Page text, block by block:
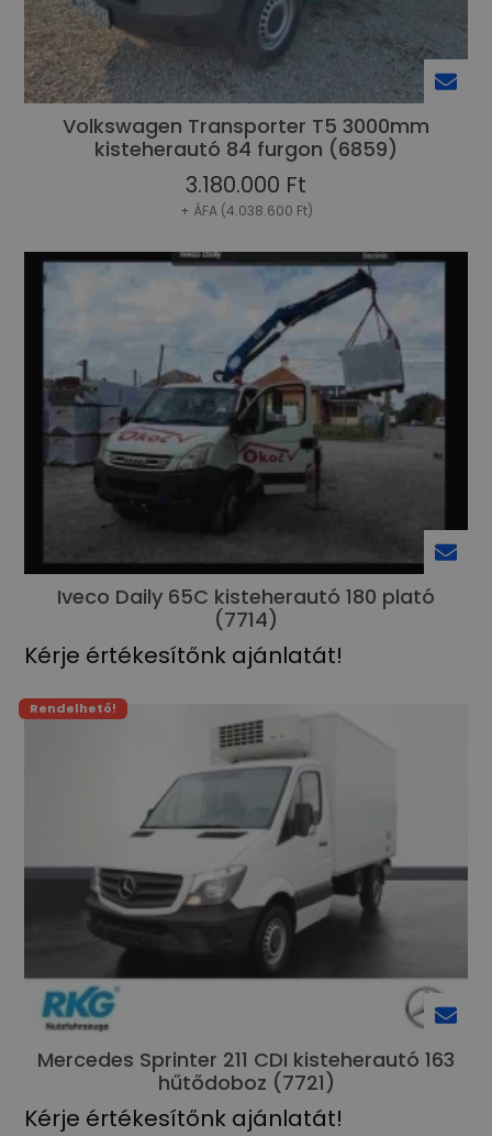
Volkswagen Transporter T5 3000mm
kisteherautó 84 furgon (6859)
3.180.000 Ft
+ ÁFA (4.038.600 Ft)
Iveco Daily 65C kisteherautó 180 plató
(7714)
Kérje értékesítőnk ajánlatát!
Mercedes Sprinter 211 CDI kisteherautó 163
hűtődoboz (7721)
Kérje értékesítőnk ajánlatát!
Rendelhető!